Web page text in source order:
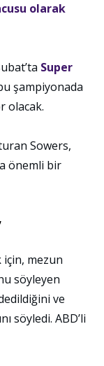
olarak
Super
şampiyonada
olacak.
Sowers,
önemli bir
mezun
söyleyen
ve
söyledi. ABD’li